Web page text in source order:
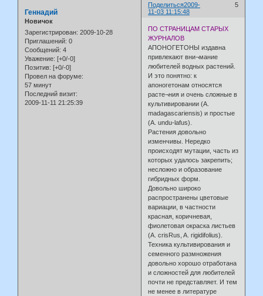
Поделиться 5
2009-
11-03 11:15:48
Геннадий
Новичок
Зарегистрирован: 2009-10-28
Приглашений: 0
Сообщений: 4
Уважение: [+0/-0]
Позитив: [+0/-0]
Провел на форуме:
57 минут
Последний визит:
2009-11-11 21:25:39
ПО СТРАНИЦАМ СТАРЫХ
ЖУРНАЛОВ
АПОНОГЕТОНЫ издавна
привлекают вни¬мание
любителей водных растений.
И это понятно: к
апоногетонам относятся
расте¬ния и очень сложные в
культивировании (A.
madagascariensis) и простые
(A. undu-lafus).
Растения довольно
изменчивы. Нередко
происходят мутации, часть из
которых удалось закрепить;
несложно и образование
гибридных форм.
Довольно широко
распространены цветовые
вариации, в частности
красная, коричневая,
фиолетовая окраска листьев
(A. crisRus, A. rigidifolius).
Техника культивирования и
семенного размножения
довольно хорошо отработана
и сложностей для любителей
почти не представляет. И тем
не менее в литературе